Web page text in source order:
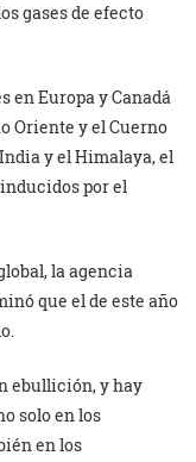
gases de efecto
en Europa y Canadá
Oriente y el Cuerno
y el Himalaya, el
por el
la agencia
que el de este año
ebullición, y hay
solo en los
en los